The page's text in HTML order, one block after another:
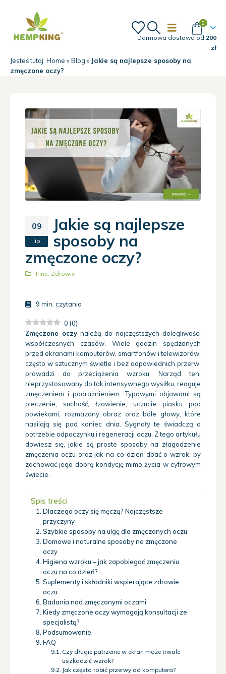
0
Darmowa dostawa od 200
zł
Jesteś tutaj: Home »Blog » Jakie są najlepsze sposoby na
zmęczone oczy?
09
lip
Jakie są najlepsze
sposoby na
zmęczone oczy?
Inne Zdrowie
9 min. czytania
0 (0)
Zmęczone oczy należą do najczęstszych dolegliwości
współczesnych czasów. Wiele godzin spędzanych
przed ekranami komputerów, smartfonów i telewizorów,
często w sztucznym świetle i bez odpowiednich przerw,
prowadzi do przeciążenia wzroku. Narząd ten,
nieprzystosowany do tak intensywnego wysiłku, reaguje
zmęczeniem i podrażnieniem. Typowymi objawami są
pieczenie, suchość, łzawienie, uczucie piasku pod
powiekami, rozmazany obraz oraz bóle głowy, które
nasilają się pod koniec dnia. Sygnały te świadczą o
potrzebie odpoczynku i regeneracji oczu. Z tego artykułu
dowiesz się, jakie są proste sposoby na złagodzenie
zmęczenia oczu oraz jak na co dzień dbać o wzrok, by
zachować jego dobrą kondycję mimo życia w cyfrowym
świecie.
Spis treści
Dlaczego oczy się męczą? Najczęstsze
przyczyny
Szybkie sposoby na ulgę dla zmęczonych oczu
Domowe i naturalne sposoby na zmęczone
oczy
Higiena wzroku – jak zapobiegać zmęczeniu
oczu na co dzień?
Suplementy i składniki wspierające zdrowie
oczu
Badania nad zmęczonymi oczami
Kiedy zmęczone oczy wymagają konsultacji ze
specjalistą?
Podsumowanie
FAQ
Czy długie patrzenie w ekran może trwale
uszkodzić wzrok?
Jak często robić przerwy od komputera?